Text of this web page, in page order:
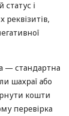
і
реквізитів,
— стандартна
шахраї або
кошти
перевірка